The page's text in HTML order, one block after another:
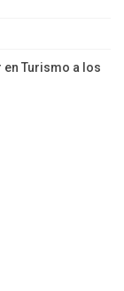
Turismo a los